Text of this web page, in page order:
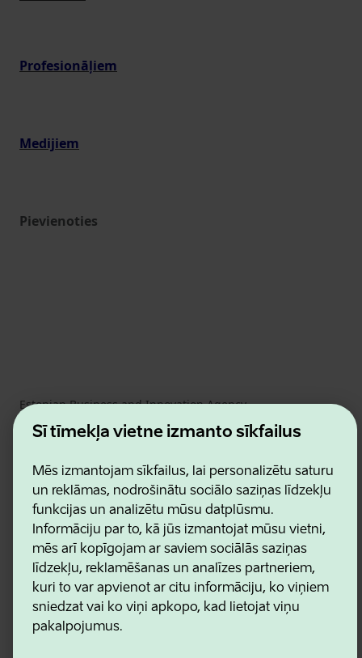
Šī tīmekļa vietne izmanto sīkfailus
Mēs izmantojam sīkfailus, lai personalizētu saturu
un reklāmas, nodrošinātu sociālo saziņas līdzekļu
funkcijas un analizētu mūsu datplūsmu.
Informāciju par to, kā jūs izmantojat mūsu vietni,
mēs arī kopīgojam ar saviem sociālās saziņas
līdzekļu, reklamēšanas un analīzes partneriem,
kuri to var apvienot ar citu informāciju, ko viņiem
sniedzat vai ko viņi apkopo, kad lietojat viņu
pakalpojumus.
Profesionāļiem
Medijiem
Pievienoties
Estonian Business and Innovation Agency
Kontakti
Sadarbības partneri
Sīkdatņu un konfidencialitātes politika